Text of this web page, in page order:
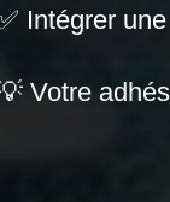
Intégrer
Votre